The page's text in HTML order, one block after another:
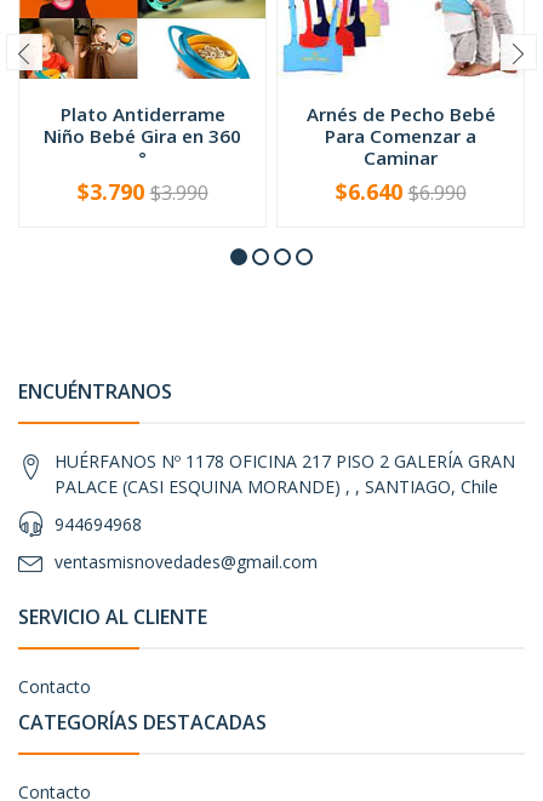
Plato Antiderrame
Niño Bebé Gira en 360
°
+
$3.790$3.990
Arnés de Pecho Bebé
Para Comenzar a
Caminar
+
$6.640$6.990
ENCUÉNTRANOS
HUÉRFANOS Nº 1178 OFICINA 217 PISO 2 GALERÍA GRAN
PALACE (CASI ESQUINA MORANDE) , , SANTIAGO, Chile
944694968
ventasmisnovedades@gmail.com
SERVICIO AL CLIENTE
Contacto
CATEGORÍAS DESTACADAS
Contacto